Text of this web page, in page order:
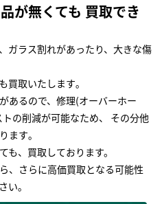
が無くても 買取でき
ガラス割れがあったり、大きな傷
買取いたします｡
あるので、修理(オーバーホー
の削減が可能なため、 その分他
ます｡
、買取しております。
、さらに高価買取となる可能性
い｡